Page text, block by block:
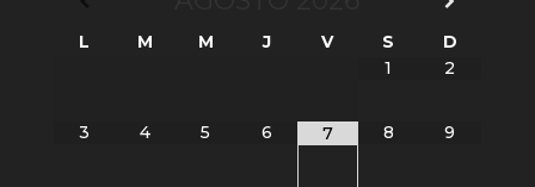
L M M J V S
D
1
2
3 4 5 6 7 8 9